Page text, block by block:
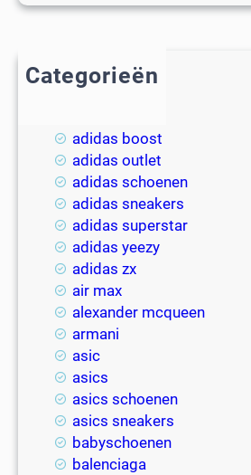
Categorieën
adidas boost
adidas outlet
adidas schoenen
adidas sneakers
adidas superstar
adidas yeezy
adidas zx
air max
alexander mcqueen
armani
asic
asics
asics schoenen
asics sneakers
babyschoenen
balenciaga